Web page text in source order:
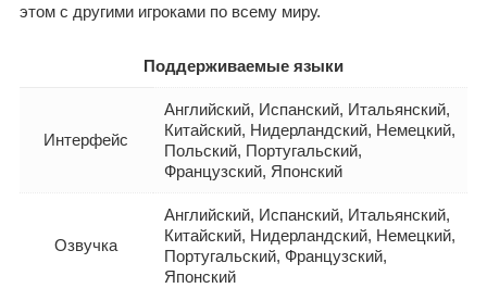
этом с другими игроками по всему миру.
Поддерживаемые языки
Интерфейс
Английский, Испанский, Итальянский,
Китайский, Нидерландский, Немецкий,
Польский, Португальский,
Французский, Японский
Озвучка
Английский, Испанский, Итальянский,
Китайский, Нидерландский, Немецкий,
Португальский, Французский,
Японский